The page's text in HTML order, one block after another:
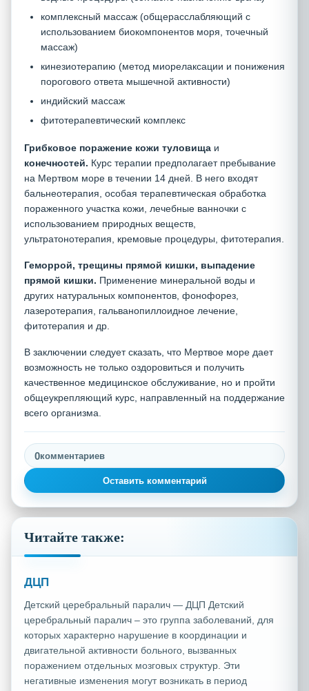
комплексный массаж (общерасслабляющий с
использованием биокомпонентов моря, точечный
массаж)
кинезиотерапию (метод миорелаксации и понижения
порогового ответа мышечной активности)
индийский массаж
фитотерапевтический комплекс
Грибковое поражение кожи туловища и
конечностей. Курс терапии предполагает пребывание
на Мертвом море в течении 14 дней. В него входят
бальнеотерапия, особая терапевтическая обработка
пораженного участка кожи, лечебные ванночки с
использованием природных веществ,
ультратонотерапия, кремовые процедуры, фитотерапия.
Геморрой, трещины прямой кишки, выпадение
прямой кишки. Применение минеральной воды и
других натуральных компонентов, фонофорез,
лазеротерапия, гальванопиллоидное лечение,
фитотерапия и др.
В заключении следует сказать, что Мертвое море дает
возможность не только оздоровиться и получить
качественное медицинское обслуживание, но и пройти
общеукрепляющий курс, направленный на поддержание
всего организма.
0комментариев
Оставить комментарий
Читайте также:
ДЦП
Детский церебральный паралич — ДЦП Детский
церебральный паралич – это группа заболеваний, для
которых характерно нарушение в координации и
двигательной активности больного, вызванных
поражением отдельных мозговых структур. Эти
негативные изменения могут возникать в период